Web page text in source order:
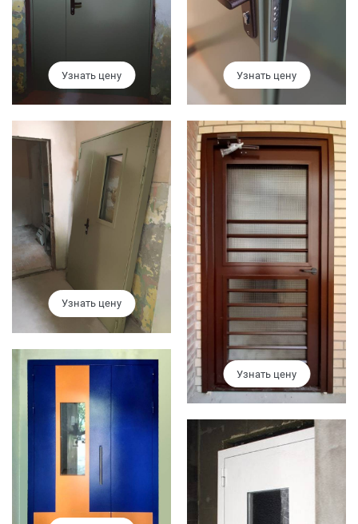
Узнать цену Узнать цену
Узнать цену
Узнать цену